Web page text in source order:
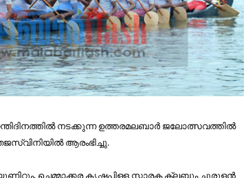
നടക്കുന്ന ഉത്തരമലബാര്‍ ജലോത്സവത്തില്‍
ആരംഭിച്ചു.
ചെമ്മാക്കര കൃഷ്ണപിള്ള സ്മാരക ക്ലബും ചുരുളന്‍